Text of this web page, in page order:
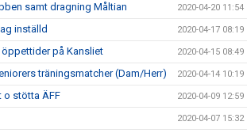
samt dragning Måltian 2020-04-20 11:54
inställd 2020-04-17 08:19
på Kansliet 2020-04-15 08:49
träningsmatcher (Dam/Herr) 2020-04-14 10:19
stötta ÄFF 2020-04-09 12:59
2020-04-07 15:32